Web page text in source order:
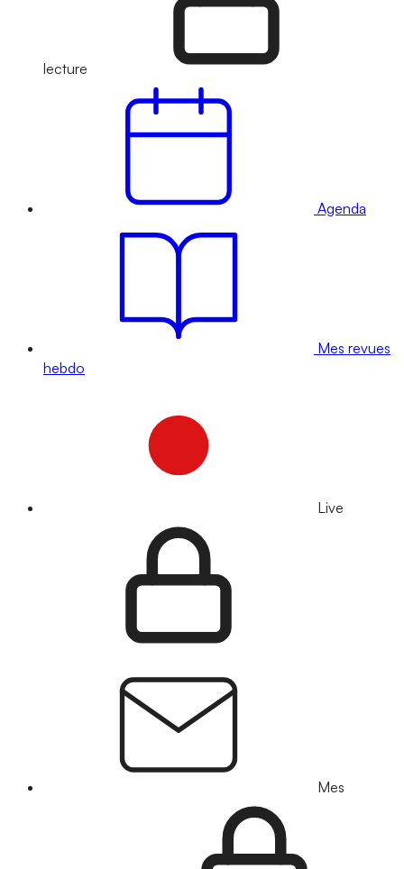
lecture
Agenda
Mes revues
hebdo
Live
Mes